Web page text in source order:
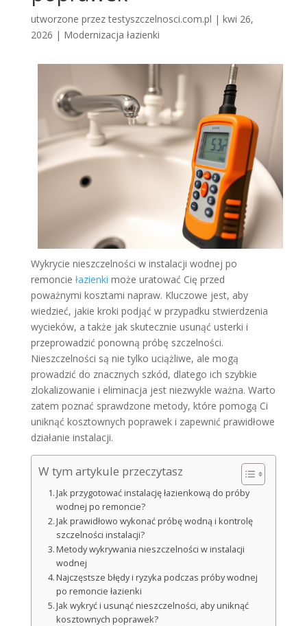
utworzone przeztestyszczelnosci.com.pl | kwi 26,
2026 | Modernizacja łazienki
Wykrycie nieszczelności w instalacji wodnej po
remoncie łazienki może uratować Cię przed
poważnymi kosztami napraw. Kluczowe jest, aby
wiedzieć, jakie kroki podjąć w przypadku stwierdzenia
wycieków, a także jak skutecznie usunąć usterki i
przeprowadzić ponowną próbę szczelności.
Nieszczelności są nie tylko uciążliwe, ale mogą
prowadzić do znacznych szkód, dlatego ich szybkie
zlokalizowanie i eliminacja jest niezwykle ważna. Warto
zatem poznać sprawdzone metody, które pomogą Ci
uniknąć kosztownych poprawek i zapewnić prawidłowe
działanie instalacji.
W tym artykule przeczytasz
Jak przygotować instalację łazienkową do próby
wodnej po remoncie?
Jak prawidłowo wykonać próbę wodną i kontrolę
szczelności instalacji?
Metody wykrywania nieszczelności w instalacji
wodnej
Najczęstsze błędy i ryzyka podczas próby wodnej
po remoncie łazienki
Jak wykryć i usunąć nieszczelności, aby uniknąć
kosztownych poprawek?